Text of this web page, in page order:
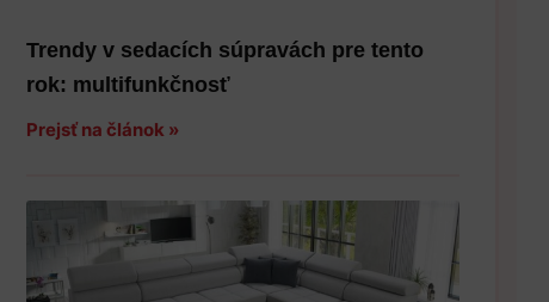
Trendy v sedacích súpravách pre tento
rok: multifunkčnosť
Prejsť na článok »